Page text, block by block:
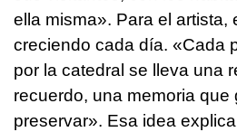
ella misma». Para el artista,
creciendo cada día. «Cada
por la catedral se lleva una
recuerdo, una memoria que
preservar». Esa idea